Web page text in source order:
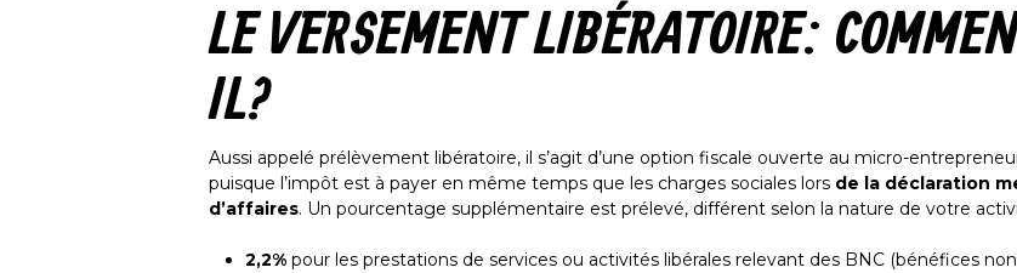
LE VERSEMENT LIBÉRATOIRE :
IL ?
Aussi appelé prélèvement libératoire, il s’agit d’une option fiscale ouverte au micro-
puisque l’impôt est à payer en même temps que les charges sociales lors de la déclaration
d’affaires. Un pourcentage supplémentaire est prélevé, différent selon la nature de votre
2,2% pour les prestations de services ou activités libérales relevant des BNC (bénéfices